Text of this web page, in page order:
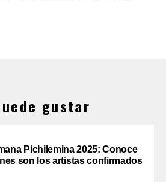
gustar
Pichilemina 2025: Conoce
son los artistas confirmados